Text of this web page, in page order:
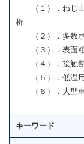
（１）．ねじ山
析
（２）．多数ボ
（３）．表面粗
（４）．接触熱
（５）．低温用
（６）．大型車
キーワード